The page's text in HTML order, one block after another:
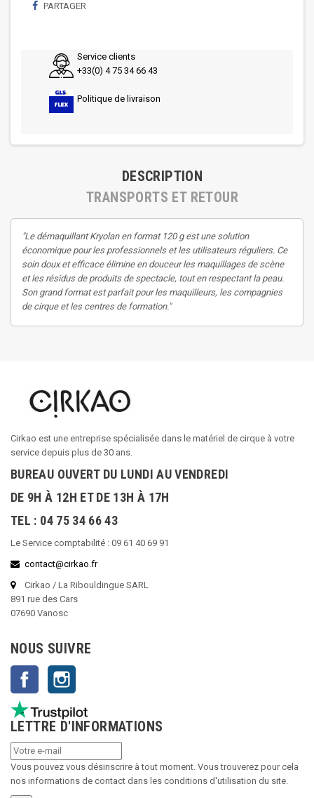
PARTAGER
Service clients
+33(0) 4 75 34 66 43
Politique de livraison
DESCRIPTION
TRANSPORTS ET RETOUR
"Le démaquillant Kryolan en format 120 g est une solution
économique pour les professionnels et les utilisateurs réguliers. Ce
soin doux et efficace élimine en douceur les maquillages de scène
et les résidus de produits de spectacle, tout en respectant la peau.
Son grand format est parfait pour les maquilleurs, les compagnies
de cirque et les centres de formation."
Cirkao est une entreprise spécialisée dans le matériel de cirque à votre
service depuis plus de 30 ans.
BUREAU OUVERT DU LUNDI AU VENDREDI
DE 9H À 12H ET DE 13H À 17H
TEL : 04 75 34 66 43
Le Service comptabilité : 09 61 40 69 91
contact@cirkao.fr
Cirkao / La Ribouldingue SARL
891 rue des Cars
07690 Vanosc
NOUS SUIVRE
Facebook
LETTRE D'INFORMATIONS
Vous pouvez vous désinscrire à tout moment. Vous trouverez pour cela
nos informations de contact dans les conditions d'utilisation du site.